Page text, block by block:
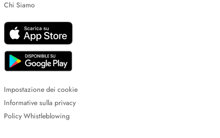
Chi Siamo
Impostazione dei cookie
Informative sulla privacy
Policy Whistleblowing